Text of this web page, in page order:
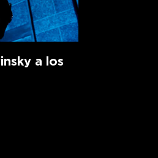
a los